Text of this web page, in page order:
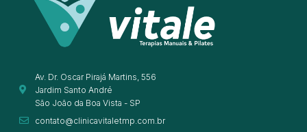
Av. Dr. Oscar Pirajá Martins, 556
Jardim Santo André
São João da Boa Vista - SP
contato@clinicavitaletmp.com.br